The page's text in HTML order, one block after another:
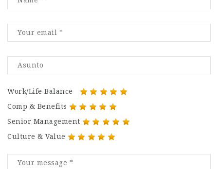
Work/Life Balance
Comp & Benefits
Senior Management
Culture & Value